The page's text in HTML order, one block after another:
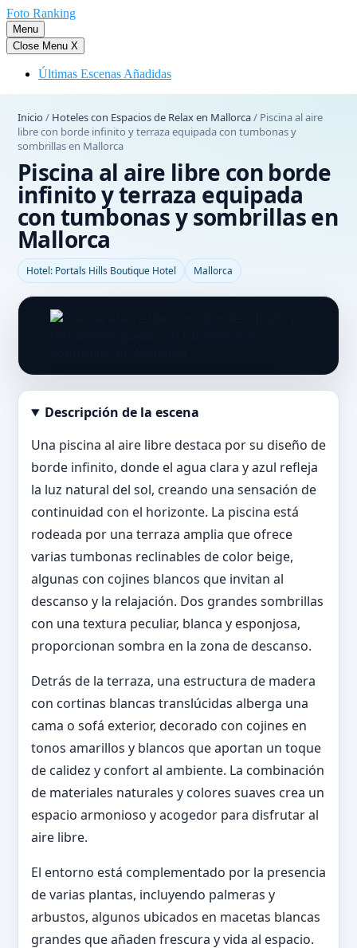
Saltar
al
contenido
Foto Ranking
Menu
Close Menu X
Últimas Escenas Añadidas
Inicio / Hoteles con Espacios de Relax en Mallorca/ Piscina al aire
libre con borde infinito y terraza equipada con tumbonas y
sombrillas en Mallorca
Piscina al aire libre con borde
infinito y terraza equipada
con tumbonas y sombrillas en
Mallorca
Hotel: Portals Hills Boutique Hotel Mallorca
Abrir imagen en tamaño completo
Descripción de la escena
Una piscina al aire libre destaca por su diseño de
borde infinito, donde el agua clara y azul refleja
la luz natural del sol, creando una sensación de
continuidad con el horizonte. La piscina está
rodeada por una terraza amplia que ofrece
varias tumbonas reclinables de color beige,
algunas con cojines blancos que invitan al
descanso y la relajación. Dos grandes sombrillas
con una textura peculiar, blanca y esponjosa,
proporcionan sombra en la zona de descanso.
Detrás de la terraza, una estructura de madera
con cortinas blancas translúcidas alberga una
cama o sofá exterior, decorado con cojines en
tonos amarillos y blancos que aportan un toque
de calidez y confort al ambiente. La combinación
de materiales naturales y colores suaves crea un
espacio armonioso y acogedor para disfrutar al
aire libre.
El entorno está complementado por la presencia
de varias plantas, incluyendo palmeras y
arbustos, algunos ubicados en macetas blancas
grandes que añaden frescura y vida al espacio.